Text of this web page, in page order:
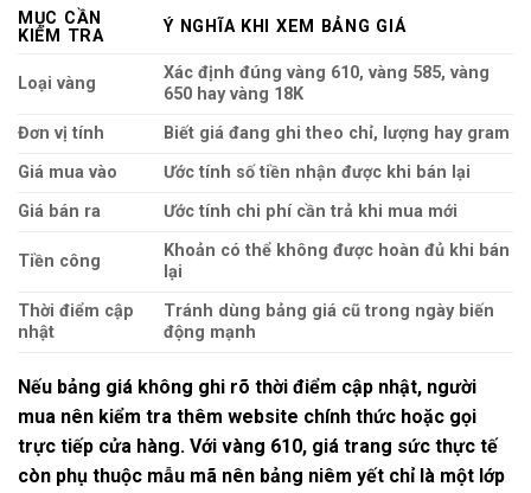
MỤC CẦN
KIỂM TRA
Ý NGHĨA KHI XEM BẢNG GIÁ
Loại vàng
Xác định đúng vàng 610, vàng 585, vàng
650 hay vàng 18K
Đơn vị tính
Biết giá đang ghi theo chỉ, lượng hay gram
Giá mua vào
Ước tính số tiền nhận được khi bán lại
Giá bán ra
Ước tính chi phí cần trả khi mua mới
Tiền công
Khoản có thể không được hoàn đủ khi bán
lại
Thời điểm cập
nhật
Tránh dùng bảng giá cũ trong ngày biến
động mạnh
Nếu bảng giá không ghi rõ thời điểm cập nhật, người
mua nên kiểm tra thêm website chính thức hoặc gọi
trực tiếp cửa hàng. Với vàng 610, giá trang sức thực tế
còn phụ thuộc mẫu mã nên bảng niêm yết chỉ là một lớp